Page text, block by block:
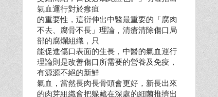
氣血運行對於癰疽
的重要性，這衍伸出中醫最重要的「腐肉
不去、腐骨不長」理論，清瘡清除傷口局
部的腐爛組織，只
能促進傷口表面的生長，中醫的氣血運行
理論則是改善傷口所需要的營養及免疫，
有源源不絕的新鮮
氣血，當然長肉長骨頭會更好，新長出來
的肉芽組織會把躲藏在深處的細菌推擠出